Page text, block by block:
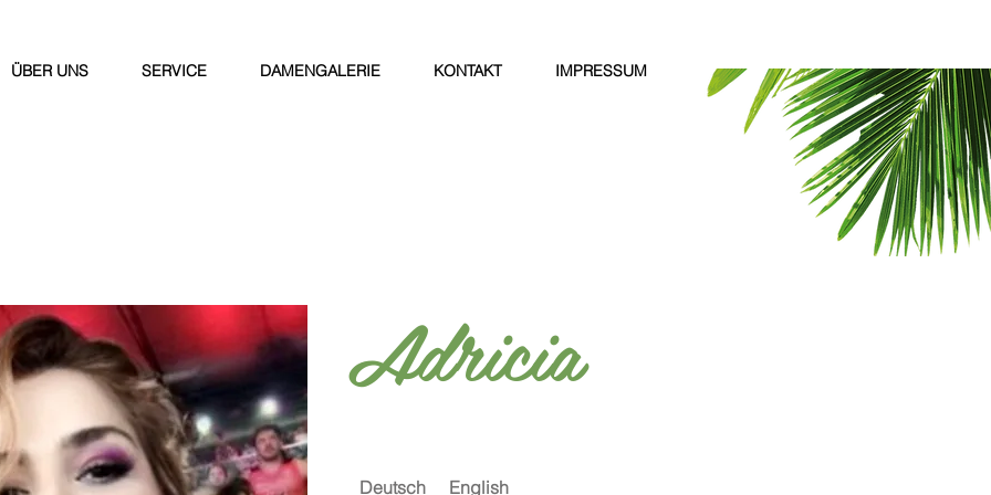
ÜBER UNS SERVICE DAMENGALERIE KONTAKT IMPRESSUM
Adricia
Deutsch English